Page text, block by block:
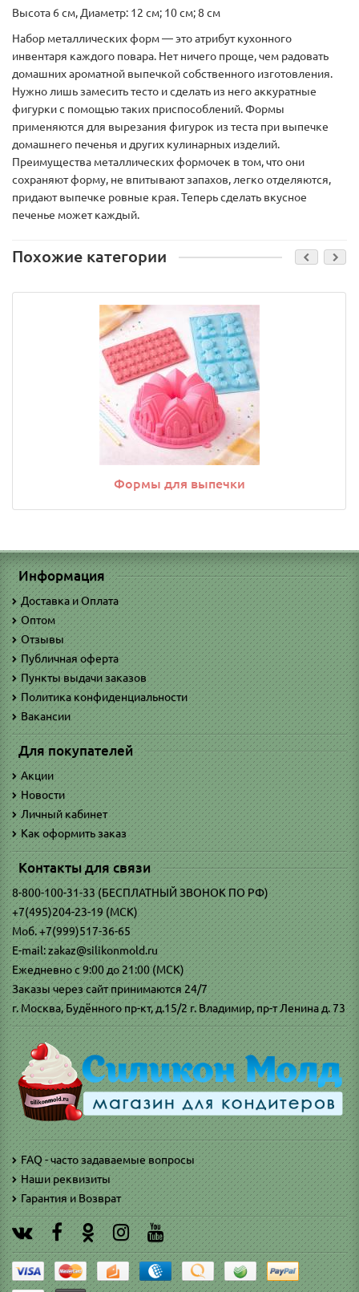
Высота 6 см, Диаметр: 12 см; 10 см; 8 см
Набор металлических форм — это атрибут кухонного
инвентаря каждого повара. Нет ничего проще, чем радовать
домашних ароматной выпечкой собственного изготовления.
Нужно лишь замесить тесто и сделать из него аккуратные
фигурки с помощью таких приспособлений. Формы
применяются для вырезания фигурок из теста при выпечке
домашнего печенья и других кулинарных изделий.
Преимущества металлических формочек в том, что они
сохраняют форму, не впитывают запахов, легко отделяются,
придают выпечке ровные края. Теперь сделать вкусное
печенье может каждый.
Похожие категории
Формы для выпечки
Информация
Доставка и Оплата
Оптом
Отзывы
Публичная оферта
Пункты выдачи заказов
Политика конфиденциальности
Вакансии
Для покупателей
Акции
Новости
Личный кабинет
Как оформить заказ
Контакты для связи
8-800-100-31-33 (БЕСПЛАТНЫЙ ЗВОНОК ПО РФ)
+7(495)204-23-19 (МСК)
Моб. +7(999)517-36-65
E-mail: zakaz@silikonmold.ru
Ежедневно с 9:00 до 21:00 (МСК)
Заказы через сайт принимаются 24/7
г. Москва, Будённого пр-кт, д.15/2 г. Владимир, пр-т Ленина д. 73
FAQ - часто задаваемые вопросы
Наши реквизиты
Гарантия и Возврат